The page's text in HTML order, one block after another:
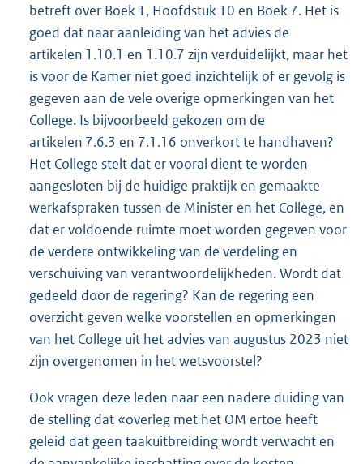
betreft over Boek 1, Hoofdstuk 10 en Boek 7. Het is
goed dat naar aanleiding van het advies de
artikelen 1.10.1 en 1.10.7 zijn verduidelijkt, maar het
is voor de Kamer niet goed inzichtelijk of er gevolg is
gegeven aan de vele overige opmerkingen van het
College. Is bijvoorbeeld gekozen om de
artikelen 7.6.3 en 7.1.16 onverkort te handhaven?
Het College stelt dat er vooral dient te worden
aangesloten bij de huidige praktijk en gemaakte
werkafspraken tussen de Minister en het College, en
dat er voldoende ruimte moet worden gegeven voor
de verdere ontwikkeling van de verdeling en
verschuiving van verantwoordelijkheden. Wordt dat
gedeeld door de regering? Kan de regering een
overzicht geven welke voorstellen en opmerkingen
van het College uit het advies van augustus 2023 niet
zijn overgenomen in het wetsvoorstel?
Ook vragen deze leden naar een nadere duiding van
de stelling dat «overleg met het OM ertoe heeft
geleid dat geen taakuitbreiding wordt verwacht en